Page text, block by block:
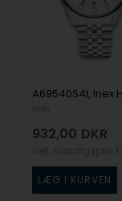
932,00 DKR